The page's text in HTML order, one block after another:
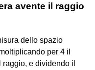
avente il raggio
dello spazio
per 4 il
e dividendo il